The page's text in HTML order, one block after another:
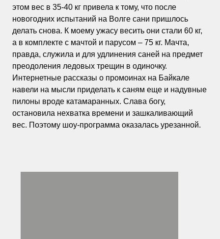
этом вес в 35-40 кг привела к тому, что после
новогодних испытаний на Волге сани пришлось
делать снова. К моему ужасу весить они стали 60 кг,
а в комплекте с мачтой и парусом – 75 кг. Мачта,
правда, служила и для удлинения саней на предмет
преодоления ледовых трещин в одиночку.
Интернетные рассказы о промоинах на Байкале
навели на мысли приделать к саням еще и надувные
пилоны вроде катамаранных. Слава богу,
остановила нехватка времени и зашкаливающий
вес. Поэтому шоу-программа оказалась урезанной.